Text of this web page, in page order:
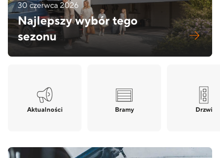
30 czerwca 2026
Najlepszy wybór tego
sezonu
Aktualności Bramy Drzwi